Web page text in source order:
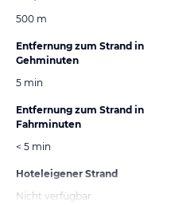
500 m
Entfernung zum Strand in
Gehminuten
5 min
Entfernung zum Strand in
Fahrminuten
< 5 min
Hoteleigener Strand
Nicht verfügbar